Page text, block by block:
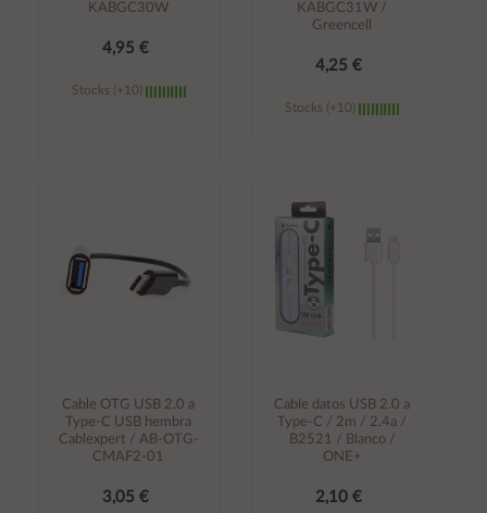
KABGC30W
4,95 €
Stocks (+10)
KABGC31W /
Greencell
4,25 €
Stocks (+10)
carrito
Cable OTG USB 2.0 a
Type-C USB hembra
Cablexpert / AB-OTG-
CMAF2-01
3,05 €
Cable datos USB 2.0 a
Type-C / 2m / 2.4a /
B2521 / Blanco /
ONE+
2,10 €